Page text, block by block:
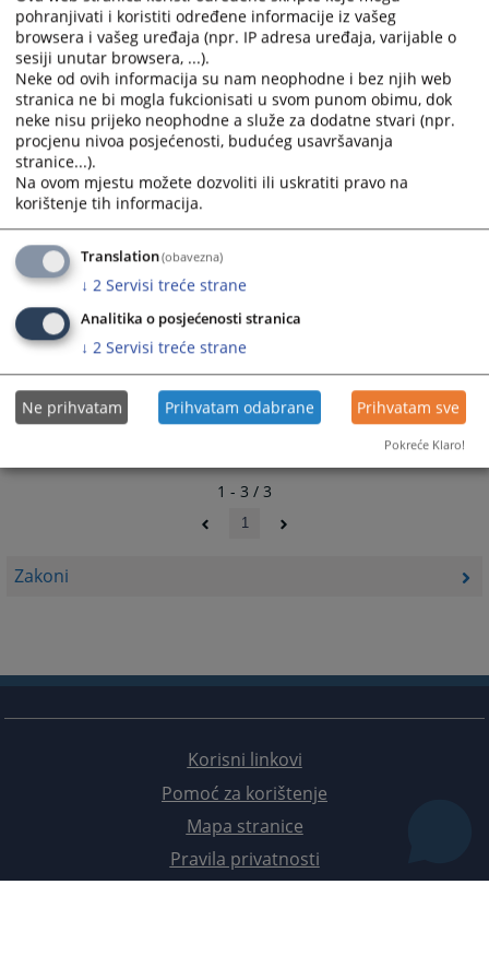
Zakoni
and
select
a
date.
Press
the
question
mark
key
to
get
the
shortcuts
for
changing
dates.
and
select
date.
Press
the
mark
to
shortcuts
changing
dates.
Krivični zakonik Republike Srpske
1 - 3 / 3
1
Korisni linkovi
Pomoć za korištenje
Mapa stranice
Pravila privatnosti
pohranjivati i koristiti određene informacije iz vašeg
browsera i vašeg uređaja (npr. IP adresa uređaja, varijable o
sesiji unutar browsera, ...).
Neke od ovih informacija su nam neophodne i bez njih web
stranica ne bi mogla fukcionisati u svom punom obimu, dok
neke nisu prijeko neophodne a služe za dodatne stvari (npr.
procjenu nivoa posjećenosti, budućeg usavršavanja
stranice...).
Na ovom mjestu možete dozvoliti ili uskratiti pravo na
korištenje tih informacija.
Translation(obavezna)
↓ 2 Servisi treće strane
Analitika o posjećenosti stranica
↓ 2 Servisi treće strane
Ne prihvatam Prihvatam odabrane Prihvatam sve
Pokreće Klaro!